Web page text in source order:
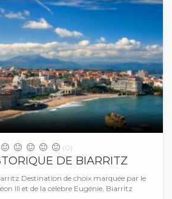
(0)
DE BIARRITZ
Destination de choix marquée par le
III et de la célèbre Eugénie, Biarritz